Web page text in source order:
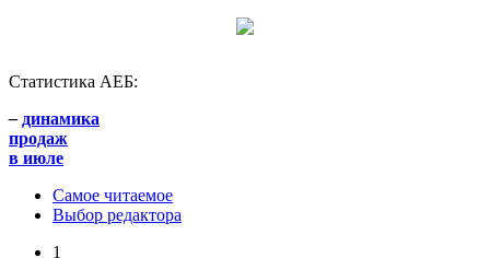
Статистика АЕБ:
– динамика
продаж
в июле
Самое читаемое
Выбор редактора
1